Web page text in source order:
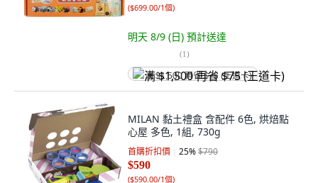
($699.00/1個)
明天 8/9 (日) 預計送達
(1)
满 $1,500 再省 $75 (王道卡)
MILAN 黏土禮盒 含配件 6色, 烘焙點
心屋 多色, 1組, 730g
首購折扣價 25%$790
$590
($590.00/1個)